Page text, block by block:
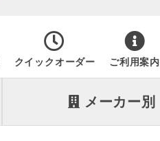
クイックオーダー ご利用案内
メーカー別